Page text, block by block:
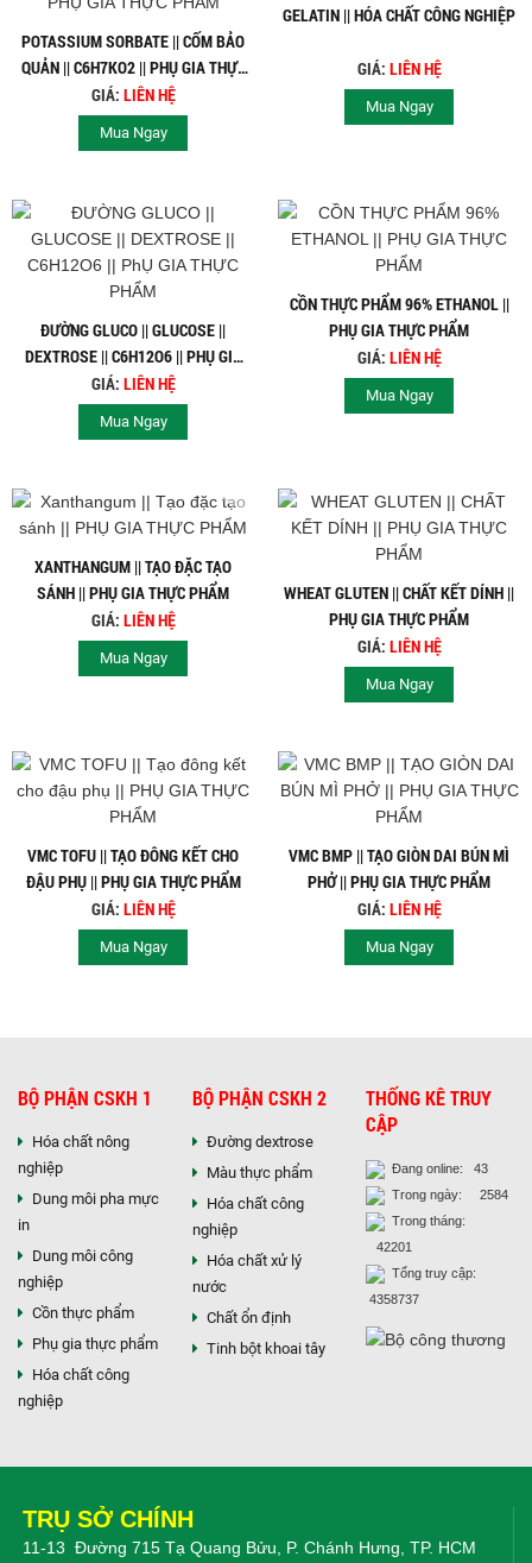
POTASSIUM SORBATE || CỐM BẢO
QUẢN || C6H7KO2 || PHỤ GIA THỰC
PHẨM
GIÁ: LIÊN HỆ
Mua Ngay
GELATIN || HÓA CHẤT CÔNG NGHIỆP
GIÁ: LIÊN HỆ
Mua Ngay
ĐƯỜNG GLUCO || GLUCOSE ||
DEXTROSE || C6H12O6 || PHỤ GIA
THỰC PHẨM
GIÁ: LIÊN HỆ
Mua Ngay
CỒN THỰC PHẨM 96% ETHANOL ||
PHỤ GIA THỰC PHẨM
GIÁ: LIÊN HỆ
Mua Ngay
XANTHANGUM || TẠO ĐẶC TẠO
SÁNH || PHỤ GIA THỰC PHẨM
GIÁ: LIÊN HỆ
Mua Ngay
WHEAT GLUTEN || CHẤT KẾT DÍNH ||
PHỤ GIA THỰC PHẨM
GIÁ: LIÊN HỆ
Mua Ngay
VMC TOFU || TẠO ĐÔNG KẾT CHO
ĐẬU PHỤ || PHỤ GIA THỰC PHẨM
GIÁ: LIÊN HỆ
Mua Ngay
VMC BMP || TẠO GIÒN DAI BÚN MÌ
PHỞ || PHỤ GIA THỰC PHẨM
GIÁ: LIÊN HỆ
Mua Ngay
BỘ PHẬN CSKH 1
Hóa chất nông
nghiệp
Dung môi pha mực
in
Dung môi công
nghiệp
Cồn thực phẩm
Phụ gia thực phẩm
Hóa chất công
nghiệp
BỘ PHẬN CSKH 2
Đường dextrose
Màu thực phẩm
Hóa chất công
nghiệp
Hóa chất xử lý
nước
Chất ổn định
Tinh bột khoai tây
THỐNG KÊ TRUY
CẬP
Đang online: 43
Trong ngày: 2584
Trong tháng:
42201
Tổng truy cập:
4358737
TRỤ SỞ CHÍNH
11-13 Đường 715 Tạ Quang Bửu, P. Chánh Hưng, TP. HCM